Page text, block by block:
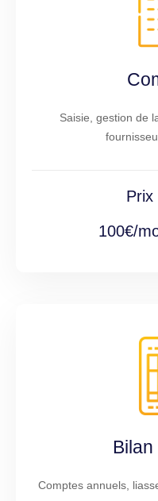
Saisie, gestion de
Prix
100€/
Comptes annuels,